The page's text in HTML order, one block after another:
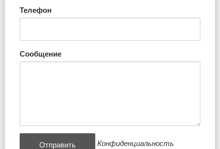
Телефон
Сообщение
Конфиденциальность